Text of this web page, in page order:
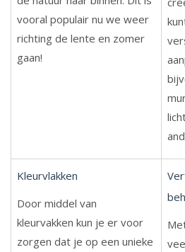
vooral populair nu we weer
richting de lente en zomer
gaan!
Kleurvlakken
Door middel van
kleurvakken kun je er voor
zorgen dat je op een unieke